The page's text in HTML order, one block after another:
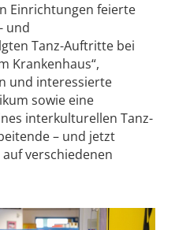
Einrichtungen feierte
und
Tanz-Auftritte bei
Krankenhaus“,
und interessierte
sowie eine
interkulturellen Tanz-
– und jetzt
verschiedenen